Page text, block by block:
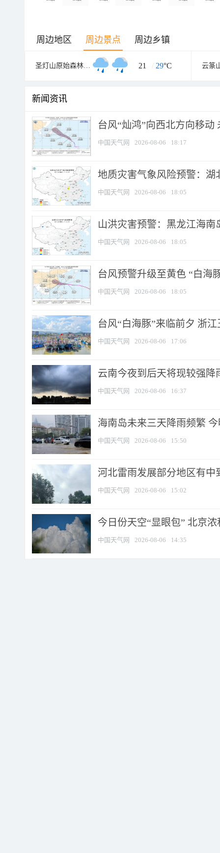
周边地区 周边景点 周边乡镇
圣灯山原始森林公园 21 / 29°C 云篆
新闻资讯
台风“灿鸿”向西北方向移动
中国天气网 2026-08-06 18:17
地质灾害气象风险预警：湖
中国天气网 2026-08-06 18:05
山洪灾害预警：黑龙江海
中国天气网 2026-08-06 18:05
台风预警升级至黄色 “白海
中国天气网 2026-08-06 18:05
台风“白海豚”来临前夕 浙
中国天气网 2026-08-06 17:06
云南今夜到后天将现较强降
中国天气网 2026-08-06 16:37
海南岛未来三天降雨频繁
中国天气网 2026-08-06 15:50
河北雷雨发展部分地区有中
中国天气网 2026-08-06 15:02
今日份天空“显眼包” 北京
中国天气网 2026-08-06 14:35